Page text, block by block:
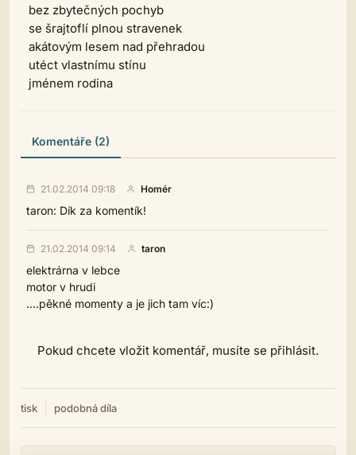
bez zbytečných pochyb
se šrajtoflí plnou stravenek
akátovým lesem nad přehradou
utéct vlastnímu stínu
jménem rodina
Komentáře (2)
21.02.2014 09:18 Homér
taron: Dík za komentík!
21.02.2014 09:14 taron
elektrárna v lebce
motor v hrudi
....pěkné momenty a je jich tam víc:)
Pokud chcete vložit komentář, musíte se přihlásit.
tisk podobná díla